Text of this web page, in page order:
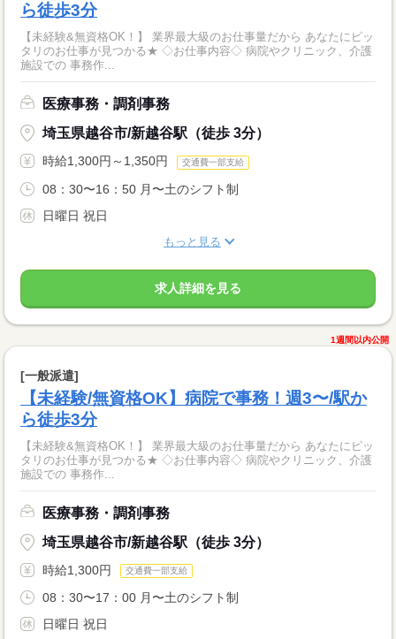
ら徒歩3分
【未経験&無資格OK！】 業界最大級のお仕事量だから あなたにピッ
タリのお仕事が見つかる★ ◇お仕事内容◇ 病院やクリニック、介護
施設での 事務作...
医療事務・調剤事務
埼玉県越谷市/新越谷駅（徒歩 3分）
時給1,300円～1,350円 交通費一部支給
08：30〜16：50 月〜土のシフト制
日曜日 祝日
もっと見る
求人詳細を見る
1週間以内公開
[一般派遣]
【未経験/無資格OK】病院で事務！週3〜/駅か
ら徒歩3分
【未経験&無資格OK！】 業界最大級のお仕事量だから あなたにピッ
タリのお仕事が見つかる★ ◇お仕事内容◇ 病院やクリニック、介護
施設での 事務作...
医療事務・調剤事務
埼玉県越谷市/新越谷駅（徒歩 3分）
時給1,300円 交通費一部支給
08：30〜17：00 月〜土のシフト制
日曜日 祝日